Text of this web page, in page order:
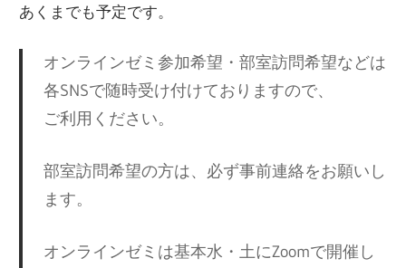
あくまでも予定です。
オンラインゼミ参加希望・部室訪問希望などは
各SNSで随時受け付けておりますので、
ご利用ください。
部室訪問希望の方は、必ず事前連絡をお願いし
ます。
オンラインゼミは基本水・土にZoomで開催し